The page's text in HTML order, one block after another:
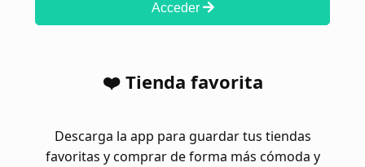
Acceder
❤️ Tienda favorita
Descarga la app para guardar tus tiendas
favoritas y comprar de forma más cómoda y